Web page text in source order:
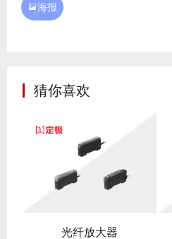
海报
猜你喜欢
光纤放大器